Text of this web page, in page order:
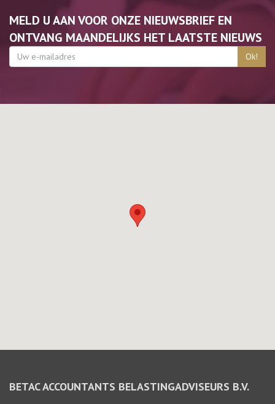
MELD U AAN VOOR ONZE NIEUWSBRIEF EN
ONTVANG MAANDELIJKS HET LAATSTE NIEUWS
Ok!
BETAC ACCOUNTANTS BELASTINGADVISEURS B.V.